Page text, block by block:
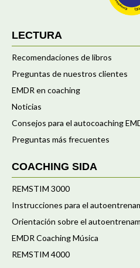
LECTURA
Recomendaciones de libros
Preguntas de nuestros clientes
EMDR en coaching
Noticias
Consejos para el autocoaching
Preguntas más frecuentes
COACHING SIDA
REMSTIM 3000
Instrucciones para el
Orientación sobre el
EMDR Coaching Música
REMSTIM 4000